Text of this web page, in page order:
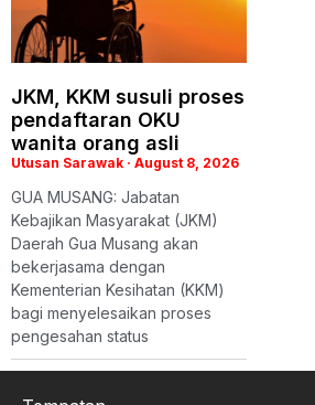
JKM, KKM susuli proses
pendaftaran OKU
wanita orang asli
Utusan Sarawak August 8, 2026
GUA MUSANG: Jabatan
Kebajikan Masyarakat (JKM)
Daerah Gua Musang akan
bekerjasama dengan
Kementerian Kesihatan (KKM)
bagi menyelesaikan proses
pengesahan status